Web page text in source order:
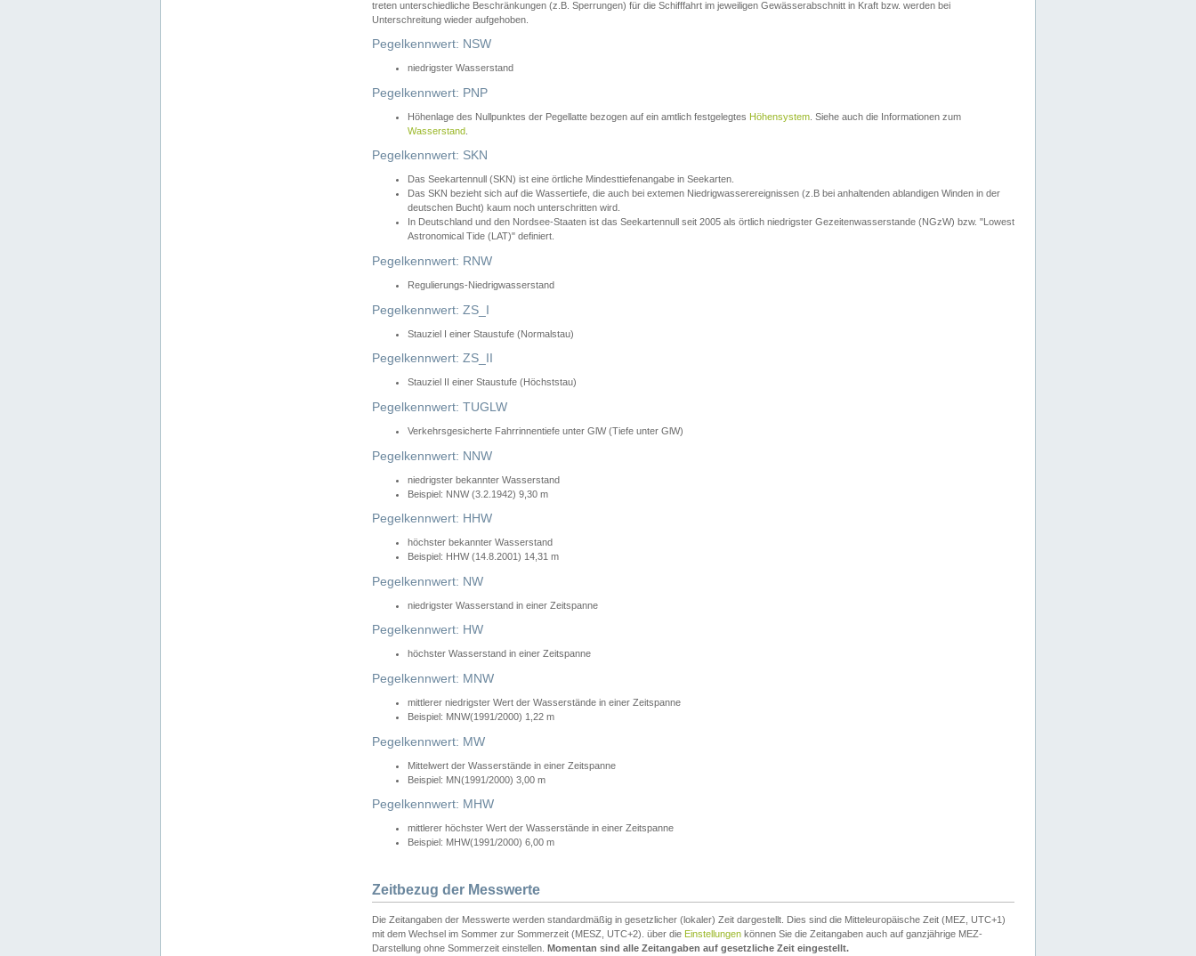
treten unterschiedliche Beschränkungen (z.B. Sperrungen) für die Schifffahrt im jeweiligen Gewässerabschnitt in Kraft bzw. werden bei
Unterschreitung wieder aufgehoben.
Pegelkennwert: NSW
niedrigster Wasserstand
Pegelkennwert: PNP
Höhenlage des Nullpunktes der Pegellatte bezogen auf ein amtlich festgelegtes Höhensystem . Siehe auch die Informationen zum
Wasserstand
Pegelkennwert: SKN
Das Seekartennull (SKN) ist eine örtliche Mindesttiefenangabe in Seekarten.
Das SKN bezieht sich auf die Wassertiefe, die auch bei extemen Niedrigwasserereignissen (z.B bei anhaltenden ablandigen Winden in der
deutschen Bucht) kaum noch unterschritten wird.
In Deutschland und den Nordsee-Staaten ist das Seekartennull seit 2005 als örtlich niedrigster Gezeitenwasserstande (NGzW) bzw. "Lowest
Astronomical Tide (LAT)" definiert.
Pegelkennwert: RNW
Regulierungs-Niedrigwasserstand
Pegelkennwert: ZS_I
Stauziel I einer Staustufe (Normalstau)
Pegelkennwert: ZS_II
Stauziel II einer Staustufe (Höchststau)
Pegelkennwert: TUGLW
Verkehrsgesicherte Fahrrinnentiefe unter GlW (Tiefe unter GlW)
Pegelkennwert: NNW
niedrigster bekannter Wasserstand
Beispiel: NNW (3.2.1942) 9,30 m
Pegelkennwert: HHW
höchster bekannter Wasserstand
Beispiel: HHW (14.8.2001) 14,31 m
Pegelkennwert: NW
niedrigster Wasserstand in einer Zeitspanne
Pegelkennwert: HW
höchster Wasserstand in einer Zeitspanne
Pegelkennwert: MNW
mittlerer niedrigster Wert der Wasserstände in einer Zeitspanne
Beispiel: MNW(1991/2000) 1,22 m
Pegelkennwert: MW
Mittelwert der Wasserstände in einer Zeitspanne
Beispiel: MN(1991/2000) 3,00 m
Pegelkennwert: MHW
mittlerer höchster Wert der Wasserstände in einer Zeitspanne
Beispiel: MHW(1991/2000) 6,00 m
Zeitbezug der Messwerte
Die Zeitangaben der Messwerte werden standardmäßig in gesetzlicher (lokaler) Zeit dargestellt. Dies sind die Mitteleuropäische Zeit (MEZ, UTC+1)
mit dem Wechsel im Sommer zur Sommerzeit (MESZ, UTC+2). über die Einstellungen können Sie die Zeitangaben auch auf ganzjährige MEZ-
Darstellung ohne Sommerzeit einstellen. Momentan sind alle Zeitangaben auf gesetzliche Zeit eingestellt.